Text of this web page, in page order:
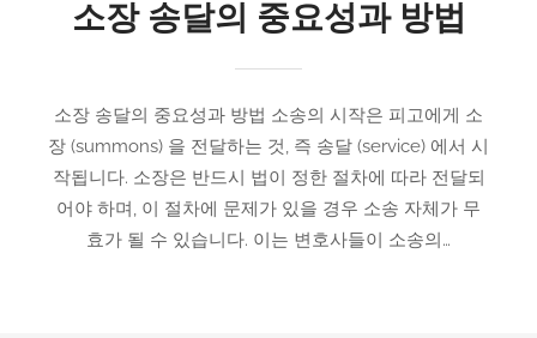
소장 송달의 중요성과 방법
소장 송달의 중요성과 방법 소송의 시작은 피고에게 소
장 (summons) 을 전달하는 것, 즉 송달 (service) 에서 시
작됩니다. 소장은 반드시 법이 정한 절차에 따라 전달되
어야 하며, 이 절차에 문제가 있을 경우 소송 자체가 무
효가 될 수 있습니다. 이는 변호사들이 소송의…